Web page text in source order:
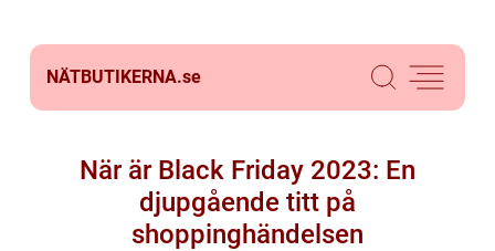
NÄTBUTIKERNA.se
När är Black Friday 2023: En
djupgående titt på
shoppinghändelsen